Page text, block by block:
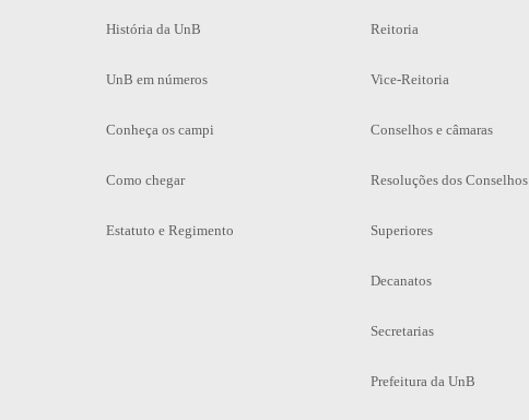
História da UnB
UnB em números
Conheça os campi
Como chegar
Estatuto e Regimento
Reitoria
Vice-Reitoria
Conselhos e câmaras
Resoluções dos Conselhos
Superiores
Decanatos
Secretarias
Prefeitura da UnB